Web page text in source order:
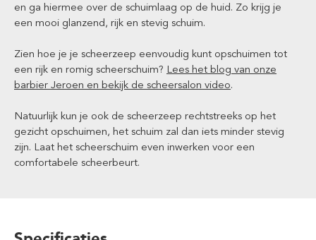
en ga hiermee over de schuimlaag op de huid. Zo krijg je
een mooi glanzend, rijk en stevig schuim.
Zien hoe je je scheerzeep eenvoudig kunt opschuimen tot
een rijk en romig scheerschuim? Lees het blog van onze
barbier Jeroen en bekijk de scheersalon video.
Natuurlijk kun je ook de scheerzeep rechtstreeks op het
gezicht opschuimen, het schuim zal dan iets minder stevig
zijn. Laat het scheerschuim even inwerken voor een
comfortabele scheerbeurt.